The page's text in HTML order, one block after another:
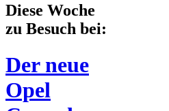
Diese Woche
zu Besuch bei:
Der neue
Opel